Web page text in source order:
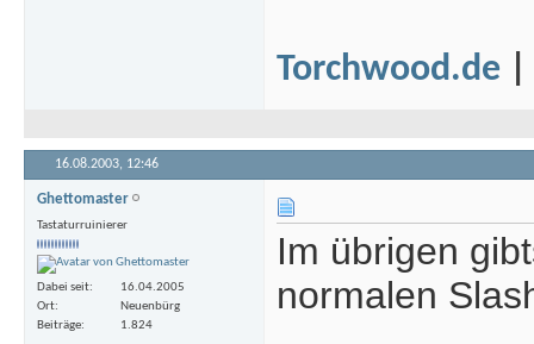
Torchwood.de
16.08.2003, 12:46
Ghettomaster
Tastaturruinierer
Dabei seit
16.04.2005
Ort
Neuenbürg
Beiträge
1.824
Im übrigen
normalen